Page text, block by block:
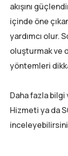
akışını
içinde öne
yardımcı olur.
oluşturmak ve
yöntemleri
Daha fazla
Hizmeti ya da